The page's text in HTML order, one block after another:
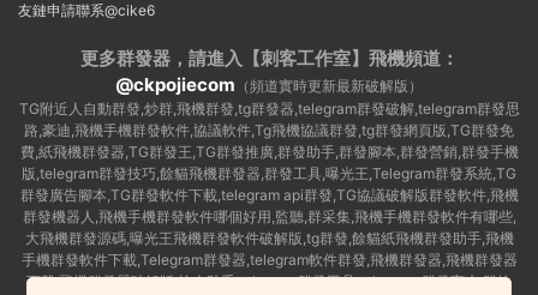
友鏈申請聯系@cike6
更多群發器，請進入【刺客工作室】 飛機頻道：
@ckpojiecom （頻道實時更新最新破解版）
TG附近人自動群發,炒群,飛機群發,tg群發器,telegram群發破解,telegram群發思
路,豪迪,飛機手機群發軟件,協議軟件,Tg飛機協議群發,tg群發網頁版,TG群發免
費,紙飛機群發器,TG群發王,TG群發推廣,群發助手,群發腳本,群發營銷,群發手機
版,telegram群發技巧,餘貓飛機群發器,群發工具,曝光王,Telegram群發系統,TG
群發廣告腳本,TG群發軟件下載,telegram api群發,TG協議破解版群發軟件,飛機
群發機器人,飛機手機群發軟件哪個好用,監聽,群采集,飛機手機群發軟件有哪些,
大飛機群發源碼,曝光王飛機群發軟件破解版,tg群發,餘貓紙飛機群發助手,飛機
手機群發軟件下載,Telegram群發器,telegram軟件群發,飛機群發器,飛機群發器
下載,飛機群發器破解版,拉人助手,telegram群發工具,telegram 群發言,加群軟